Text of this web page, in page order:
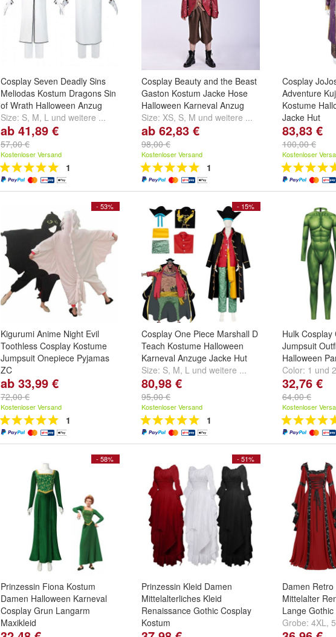
Cosplay Seven Deadly Sins
Meliodas Kostum Dragons Sin
of Wrath Halloween Anzug
Size: S, M, L und weitere ...
ab 41,89 €
57,00 €
Kostenloser Versand
1
Cosplay Beauty and the Beast
Gaston Kostum Jacke Hose
Halloween Karneval Anzug
Size: XS, S, M und weitere ...
ab 62,83 €
98,00 €
Kostenloser Versand
1
Cosplay
Adventure
Kostume
Jacke Hut
Size:S, M,
83,83 €
100,00 €
Kostenloser
- 53%
Kigurumi Anime Night Evil
Toothless Cosplay Kostume
Jumpsuit Onepiece Pyjamas
ZC
Color:blackund
ab 33,99 €
72,00 €
Kostenloser Versand
1
- 15%
Cosplay One Piece Marshall D
Teach Kostume Halloween
Karneval Anzuge Jacke Hut
Size: S, M, L und weitere ...
80,98 €
95,00 €
Kostenloser Versand
1
Hulk
Jumpsuit
Halloween
Color: 1 und 2
32,76 €
64,00 €
Kostenloser
- 58%
Prinzessin Fiona Kostum
Damen Halloween Karneval
Cosplay Grun Langarm
Maxikleid
Grobe:S,M
- 51%
Prinzessin Kleid Damen
Mittelalterliches Kleid
Renaissance Gothic Cosplay
Kostum
Grobe:S,M
Damen Retro
Mittelalter
Lange
Grobe: 4XL,
weitere ...